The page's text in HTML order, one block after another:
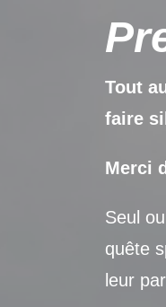
Tout
faire
Merci
Seul
quête
leur